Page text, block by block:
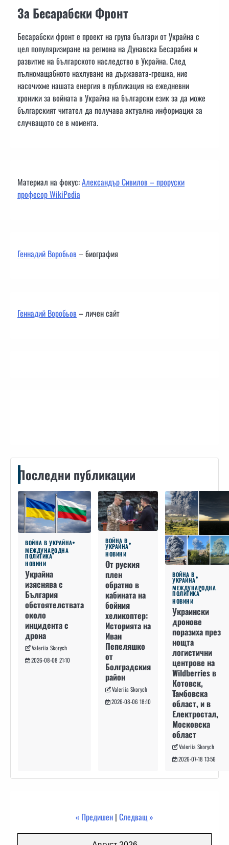
За Бесарабски Фронт
Бесарабски фронт е проект на група българи от Украйна с
цел популяризиране на региона на Дунавска Бесарабия и
развитие на българското наследство в Украйна. След
пълномащабното нахлуване на държавата-грешка, ние
насочихме нашата енергия в публикация на ежедневни
хроники за войната в Украйна на български език за да може
българският читател да получава актуална информация за
случващото се в момента.
Материал на фокус:Александър Сивилов – проруски
професор WikiPedia
Геннадий Воробьов– биография
Геннадий Воробьов– личен сайт
Последни публикации
ВОЙНА В УКРАЙНА
МЕЖДУНАРОДНА
ПОЛИТИКА
НОВИНИ
Украйна
изяснява с
България
обстоятелствата
около
инцидента с
дрона
Valeriia Skorych
2026-08-08 21:10
ВОЙНА В
УКРАЙНА
НОВИНИ
От руския
плен
обратно в
кабината на
бойния
хеликоптер:
Историята на
Иван
Пепеляшко
от
Болградския
район
Valeriia Skorych
2026-08-06 18:10
ВОЙНА В
УКРАЙНА
МЕЖДУНАРОДНА
ПОЛИТИКА
НОВИНИ
Украински
дронове
поразиха през
нощта
логистични
центрове на
Wildberries в
Котовск,
Тамбовска
област, и в
Електростал,
Московска
област
Valeriia Skorych
2026-07-18 13:56
« Предишен | Следващ »